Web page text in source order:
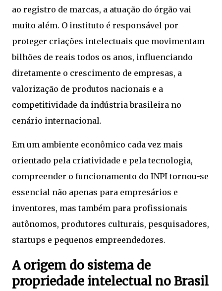
ao registro de marcas, a atuação do órgão vai
muito além. O instituto é responsável por
proteger criações intelectuais que movimentam
bilhões de reais todos os anos, influenciando
diretamente o crescimento de empresas, a
valorização de produtos nacionais e a
competitividade da indústria brasileira no
cenário internacional.
Em um ambiente econômico cada vez mais
orientado pela criatividade e pela tecnologia,
compreender o funcionamento do INPI tornou-se
essencial não apenas para empresários e
inventores, mas também para profissionais
autônomos, produtores culturais, pesquisadores,
startups e pequenos empreendedores.
A origem do sistema de
propriedade intelectual no Brasil